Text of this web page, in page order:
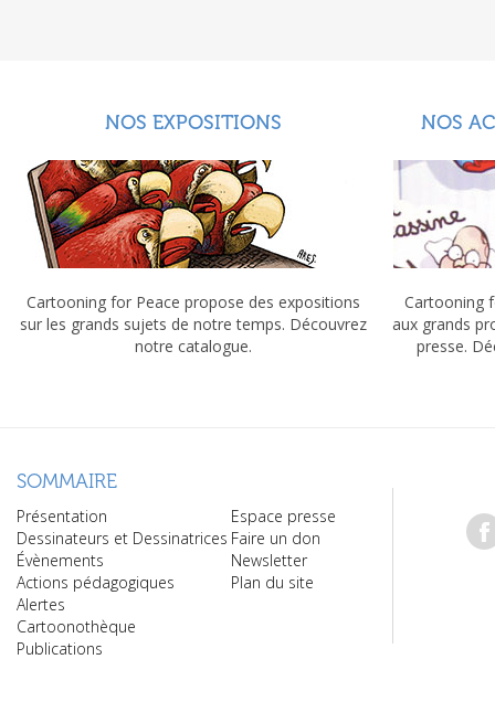
NOS EXPOSITIONS
Cartooning for Peace propose des expositions
sur les grands sujets de notre temps. Découvrez
notre catalogue.
NOS
Cartooning
aux grands
presse.
SOMMAIRE
Présentation
Dessinateurs et Dessinatrices
Évènements
Actions pédagogiques
Alertes
Cartoonothèque
Publications
Espace presse
Faire un don
Newsletter
Plan du site